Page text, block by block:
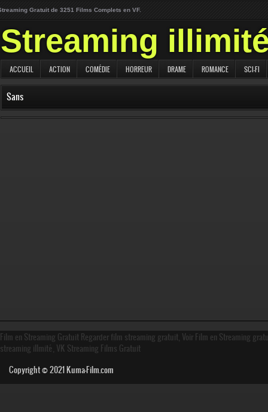
Gratuit de 3251 Films Complets en VF.
Streaming
ACCUEIL ACTION COMÉDIE HORREUR DRAME ROMANCE SCI-FI
Sans
Film en Streaming Gratuit Regarder film streaming gratuit, Voir Film en Streaming
streaming illmité, VK Streaming Films Gratuit
Copyright © 2021Kuma-Film.com